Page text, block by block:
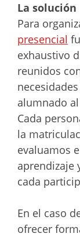
La solución
Para
presencial
exhaustivo
reunidos
alumnado
Cada
la
evaluamos
aprendizaje
cada
En el caso
ofrecer